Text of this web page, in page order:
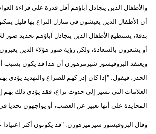
والأطفال الذين يتجادل آباؤهم أقل قدرة على قراءة
أن الأطفال الذين يعيشون في منازل النزاع بها قليل
بدقة، يستطيع الأطفال الذين يتجادل آباؤهم تحديد صور
أو يشعرون بالسعادة، ولكن رؤية صور هؤلاء الذين
ويعتقد البروفيسور شيرمرهورن أن هذا قد يكون بسبب أن
الحذر، فيقول: "إذا كان إدراكهم للصراع والتهديد يؤدي
العلامات التي تشير إلى حدوث نزاع، فقد يؤدي ذلك بهم
المحايدة على أنها تعبير عن العضب، أو يواجهون تحديا
وقال البروفيسور شيرميرهورن: "قد يكونون أكثر اعتيادا